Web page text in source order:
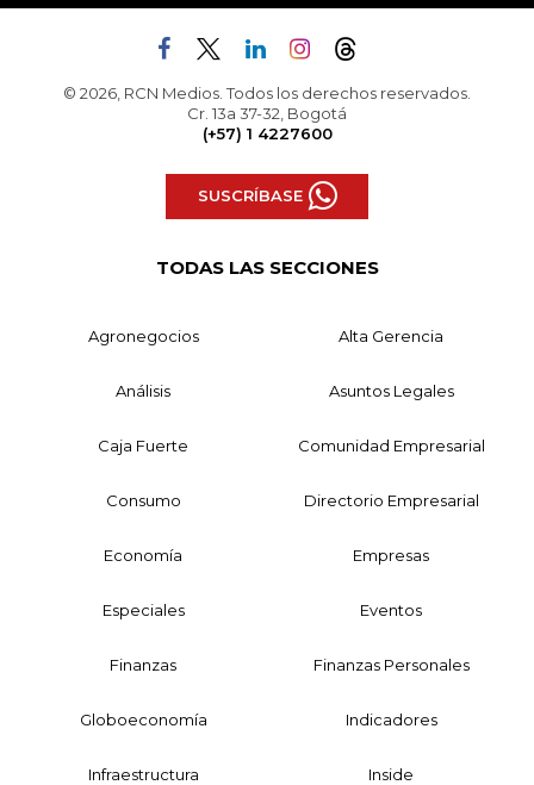
© 2026, RCN Medios. Todos los derechos reservados.
Cr. 13a 37-32, Bogotá
(+57) 1 4227600
SUSCRÍBASE
TODAS LAS SECCIONES
Agronegocios Alta Gerencia
Análisis Asuntos Legales
Caja Fuerte Comunidad Empresarial
Consumo Directorio Empresarial
Economía Empresas
Especiales Eventos
Finanzas Finanzas Personales
Globoeconomía Indicadores
Infraestructura Inside